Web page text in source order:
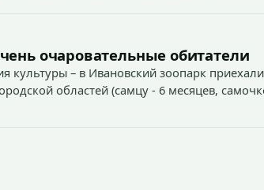
очаровательные обитатели
– в Ивановский зоопарк приехали
областей (самцу - 6 месяцев,